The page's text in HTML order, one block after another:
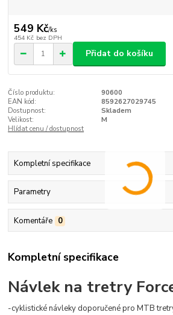
549 Kč/ks
454 Kč bez DPH
Přidat do košíku
Číslo produktu:
90600
EAN kód:
8592627029745
Dostupnost:
Skladem
Velikost:
M
Hlídat cenu / dostupnost
Kompletní specifikace
Parametry
Komentáře 0
Kompletní specifikace
Návlek na tretry
-cyklistické návleky doporučené pro MTB